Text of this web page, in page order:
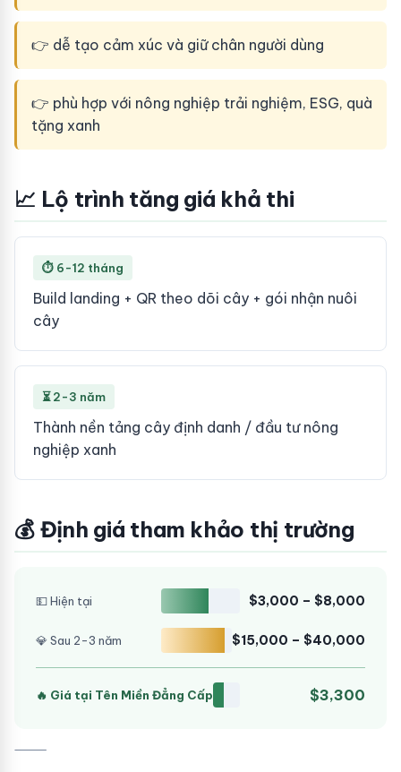
👉 dễ tạo cảm xúc và giữ chân người dùng
👉 phù hợp với nông nghiệp trải nghiệm, ESG, quà
tặng xanh
📈 Lộ trình tăng giá khả thi
⏱ 6-12 tháng
Build landing + QR theo dõi cây + gói nhận nuôi
cây
⏳ 2-3 năm
Thành nền tảng cây định danh / đầu tư nông
nghiệp xanh
💰 Định giá tham khảo thị trường
💵 Hiện tại $3,000 – $8,000
💎 Sau 2-3 năm $15,000 – $40,000
🔥 Giá tại Tên Miền Đẳng Cấp $3,300
⸻